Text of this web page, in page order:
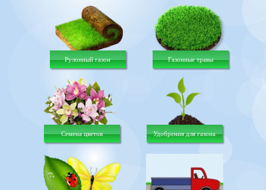
Рулонный газон Газонные травы
Семена цветов Удобрения для газона